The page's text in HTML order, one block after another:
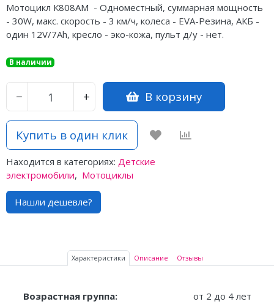
Мотоцикл К808АМ - Одноместный, суммарная мощность
- 30W, макс. скорость - 3 км/ч, колеса - EVA-Резина, АКБ -
один 12V/7Ah, кресло - эко-кожа, пульт д/у - нет.
В наличии
− + В корзину
Купить в один клик
Находится в категориях: Детские
электромобили, Мотоциклы
Нашли дешевле?
Характеристики Описание Отзывы
Возрастная группа:
от 2 до 4 лет